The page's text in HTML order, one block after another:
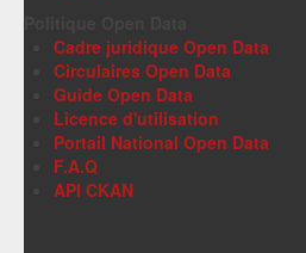
Cadre juridique Open Data
Circulaires Open Data
Guide Open Data
Licence d'utilisation
Portail National Open Data
F.A.Q
API CKAN